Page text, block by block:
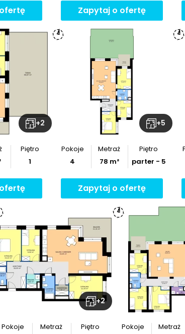
Zapytaj o ofertę
+2
Piętro
1
+5
Pokoje
4
Metraż
78 m²
Piętro
parter - 5
Zapytaj o ofertę
+2
Pokoje
Metraż
Piętro
Pokoje
Metraż